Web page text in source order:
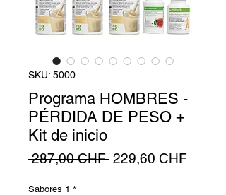
SKU: 5000
Programa HOMBRES -
PÉRDIDA DE PESO +
Kit de inicio
287,00 CHF Precio
229,60 CHF
Sabores 1 *